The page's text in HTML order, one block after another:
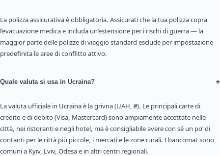
La polizza assicurativa è obbligatoria. Assicurati che la tua polizza copra
l’evacuazione medica e includa un’estensione per i rischi di guerra — la
maggior parte delle polizze di viaggio standard esclude per impostazione
predefinita le aree di conflitto attivo.
Quale valuta si usa in Ucraina? +
La valuta ufficiale in Ucraina è la grivna (UAH, ₴). Le principali carte di
credito e di debito (Visa, Mastercard) sono ampiamente accettate nelle
città, nei ristoranti e negli hotel, ma è consigliabile avere con sé un po’ di
contanti per le città più piccole, i mercati e le zone rurali. I bancomat sono
comuni a Kyiv, Lviv, Odesa e in altri centri regionali.